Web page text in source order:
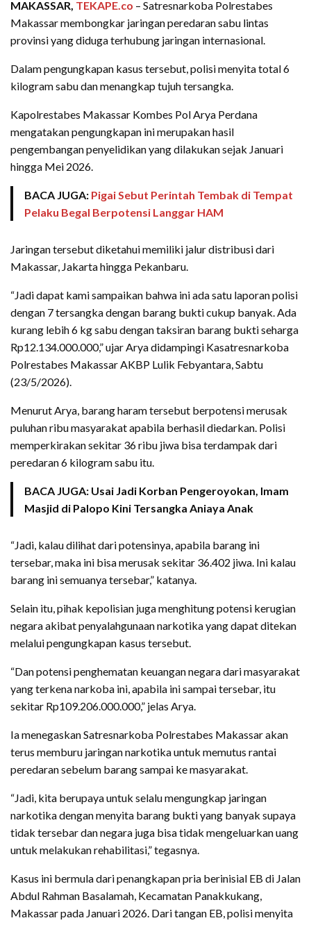
MAKASSAR, TEKAPE.co – Satresnarkoba Polrestabes
Makassar membongkar jaringan peredaran sabu lintas
provinsi yang diduga terhubung jaringan internasional.
Dalam pengungkapan kasus tersebut, polisi menyita total 6
kilogram sabu dan menangkap tujuh tersangka.
Kapolrestabes Makassar Kombes Pol Arya Perdana
mengatakan pengungkapan ini merupakan hasil
pengembangan penyelidikan yang dilakukan sejak Januari
hingga Mei 2026.
BACA JUGA: Pigai Sebut Perintah Tembak di Tempat
Pelaku Begal Berpotensi Langgar HAM
Jaringan tersebut diketahui memiliki jalur distribusi dari
Makassar, Jakarta hingga Pekanbaru.
“Jadi dapat kami sampaikan bahwa ini ada satu laporan polisi
dengan 7 tersangka dengan barang bukti cukup banyak. Ada
kurang lebih 6 kg sabu dengan taksiran barang bukti seharga
Rp12.134.000.000,” ujar Arya didampingi Kasatresnarkoba
Polrestabes Makassar AKBP Lulik Febyantara, Sabtu
(23/5/2026).
Menurut Arya, barang haram tersebut berpotensi merusak
puluhan ribu masyarakat apabila berhasil diedarkan. Polisi
memperkirakan sekitar 36 ribu jiwa bisa terdampak dari
peredaran 6 kilogram sabu itu.
BACA JUGA: Usai Jadi Korban Pengeroyokan, Imam
Masjid di Palopo Kini Tersangka Aniaya Anak
“Jadi, kalau dilihat dari potensinya, apabila barang ini
tersebar, maka ini bisa merusak sekitar 36.402 jiwa. Ini kalau
barang ini semuanya tersebar,” katanya.
Selain itu, pihak kepolisian juga menghitung potensi kerugian
negara akibat penyalahgunaan narkotika yang dapat ditekan
melalui pengungkapan kasus tersebut.
“Dan potensi penghematan keuangan negara dari masyarakat
yang terkena narkoba ini, apabila ini sampai tersebar, itu
sekitar Rp109.206.000.000,” jelas Arya.
Ia menegaskan Satresnarkoba Polrestabes Makassar akan
terus memburu jaringan narkotika untuk memutus rantai
peredaran sebelum barang sampai ke masyarakat.
“Jadi, kita berupaya untuk selalu mengungkap jaringan
narkotika dengan menyita barang bukti yang banyak supaya
tidak tersebar dan negara juga bisa tidak mengeluarkan uang
untuk melakukan rehabilitasi,” tegasnya.
Kasus ini bermula dari penangkapan pria berinisial EB di Jalan
Abdul Rahman Basalamah, Kecamatan Panakkukang,
Makassar pada Januari 2026. Dari tangan EB, polisi menyita